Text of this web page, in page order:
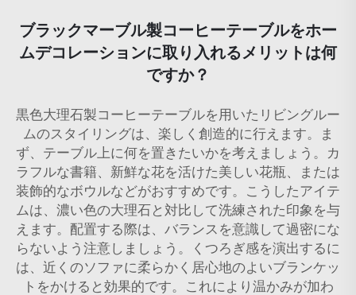
ブラックマーブル製コーヒーテーブルをホー
ムデコレーションに取り入れるメリットは何
ですか？
黒色大理石製コーヒーテーブルを用いたリビングルー
ムのスタイリングは、楽しく創造的に行えます。ま
ず、テーブル上に何を置きたいかを考えましょう。カ
ラフルな書籍、新鮮な花を活けた美しい花瓶、または
装飾的なボウルなどがおすすめです。こうしたアイテ
ムは、濃い色の大理石と対比して洗練された印象を与
えます。配置する際は、バランスを意識して過密にな
らないよう注意しましょう。くつろぎ感を演出するに
は、近くのソファに柔らかく居心地のよいブランケッ
トをかけると効果的です。これにより温かみが加わ